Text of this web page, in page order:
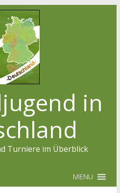
in
Turniere im Überblick
MENU